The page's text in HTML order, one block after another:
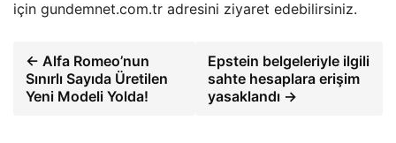
için gundemnet.com.tr adresini ziyaret edebilirsiniz.
← Alfa Romeo’nun
Sınırlı Sayıda Üretilen
Yeni Modeli Yolda!
Epstein belgeleriyle ilgili
sahte hesaplara erişim
yasaklandı →